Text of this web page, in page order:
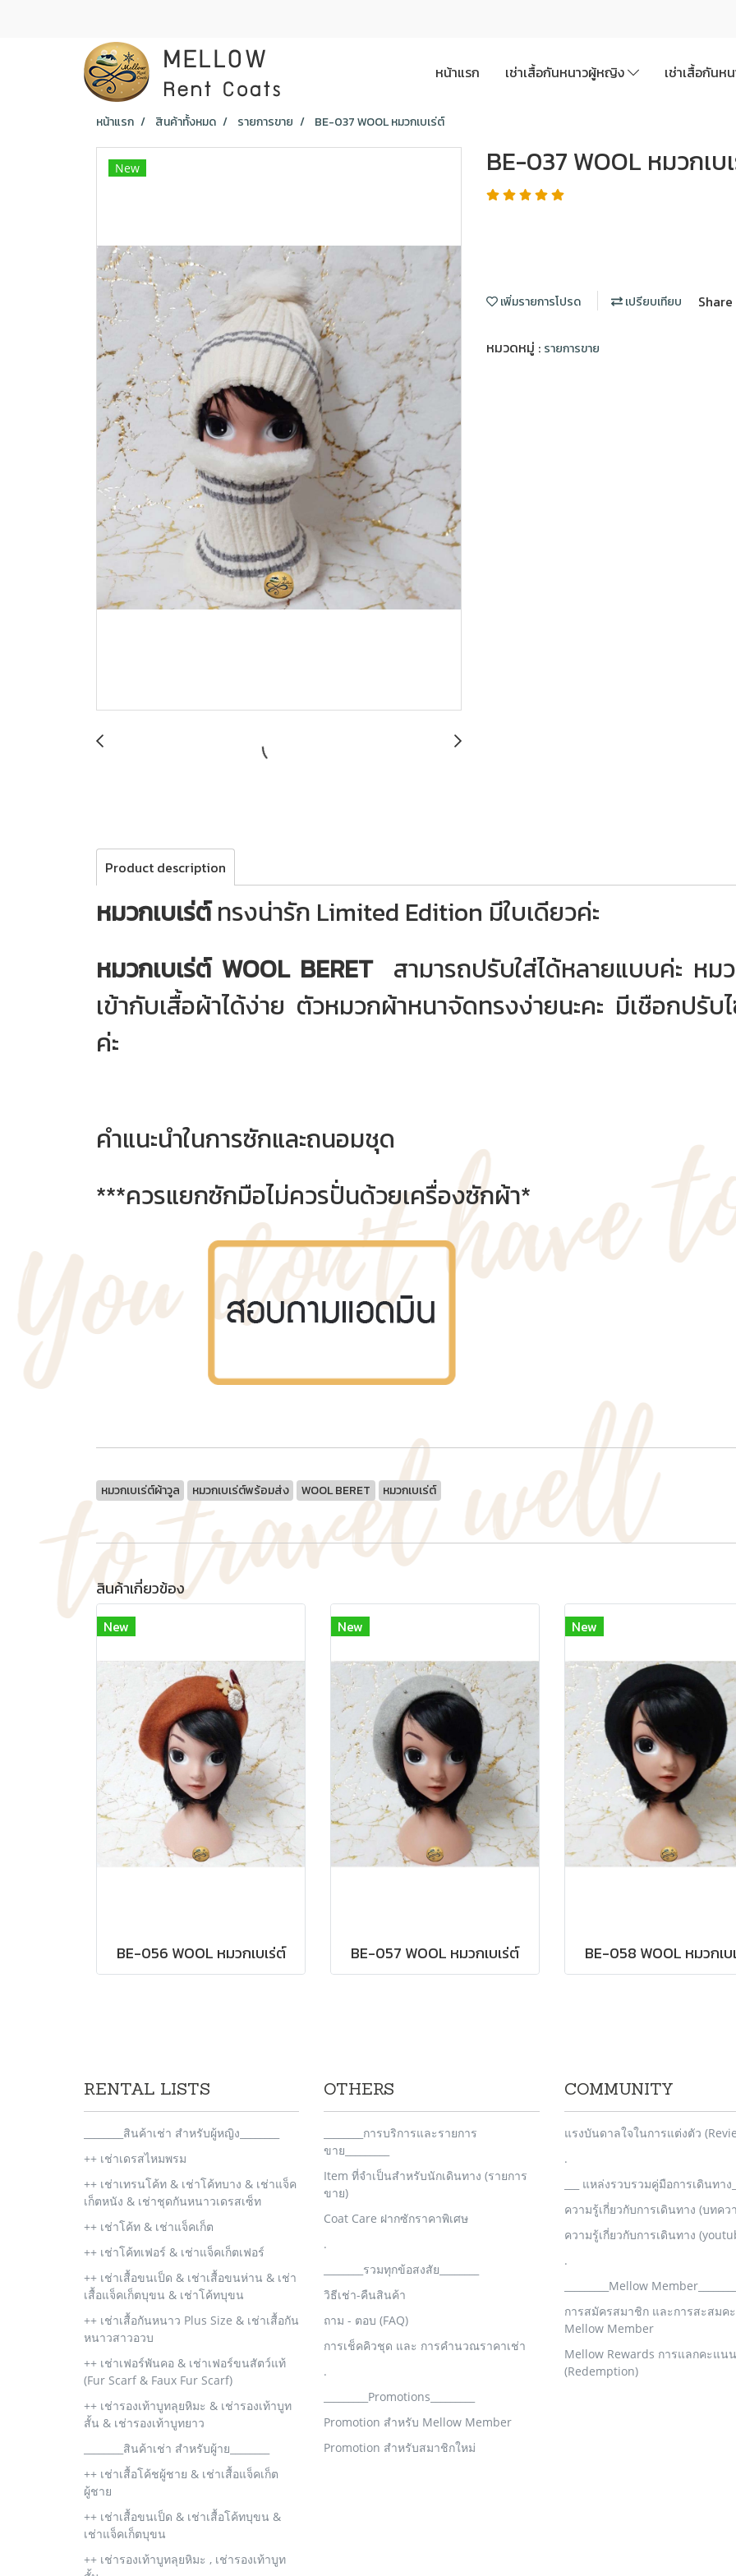
หน้าแรก เช่าเสื้อกันหนาวผู้หญิง เช่าเสื้อกันห
หน้าแรก สินค้าทั้งหมด รายการขาย BE-037 WOOL หมวกเบเร่ต์
New BE-037 WOOL หมวกเบ
เพิ่มรายการโปรด เปรียบเทียบ Share
หมวดหมู่ : รายการขาย
Product description
หมวกเบเร่ต์ทรงน่ารัก Limited Edition มีใบเดียวค่ะ
หมวกเบเร่ต์ WOOL BERETสามารถปรับใส่ได้หลายแบบค่ะ หมว
เข้ากับเสื้อผ้าได้ง่าย ตัวหมวกผ้าหนาจัดทรงง่ายนะคะ มีเชือกปรั
ค่ะ
คำแนะนำในการซักและถนอมชุด
***ควรแยกซักมือไม่ควรปั่นด้วยเครื่องซักผ้า*
หมวกเบเร่ต์ผ้าวูล หมวกเบเร่ต์พร้อมส่ง WOOL BERET หมวกเบเร่ต์
สินค้าเกี่ยวข้อง
New
BE-056 WOOL หมวกเบเร่ต์
New
BE-057 WOOL หมวกเบเร่ต์
New
BE-058 WOOL หมวกเบ
RENTAL LISTS
________สินค้าเช่า สำหรับผู้หญิง________
++ เช่าเดรสไหมพรม
++ เช่าเทรนโค้ท & เช่าโค้ทบาง & เช่าแจ็ค
เก็ตหนัง & เช่าชุดกันหนาวเดรสเซ็ท
++ เช่าโค้ท & เช่าแจ็คเก็ต
++ เช่าโค้ทเฟอร์ & เช่าแจ็คเก็ตเฟอร์
++ เช่าเสื้อขนเป็ด & เช่าเสื้อขนห่าน & เช่า
เสื้อแจ็คเก็ตบุขน & เช่าโค้ทบุขน
++ เช่าเสื้อกันหนาว Plus Size & เช่าเสื้อกัน
หนาวสาวอวบ
++ เช่าเฟอร์พันคอ & เช่าเฟอร์ขนสัตว์แท้
(Fur Scarf & Faux Fur Scarf)
++ เช่ารองเท้าบูทลุยหิมะ & เช่ารองเท้าบูท
สั้น & เช่ารองเท้าบูทยาว
________สินค้าเช่า สำหรับผู้าย________
++ เช่าเสื้อโค้ชผู้ชาย & เช่าเสื้อแจ็คเก็ต
ผู้ชาย
++ เช่าเสื้อขนเป็ด & เช่าเสื้อโค้ทบุขน &
เช่าแจ็คเก็ตบุขน
++ เช่ารองเท้าบูทลุยหิมะ , เช่ารองเท้าบูท
OTHERS
________การบริการและรายการ
ขาย_________
Item ที่จำเป็นสำหรับนักเดินทาง (รายการ
ขาย)
Coat Care ฝากซักราคาพิเศษ
.
________รวมทุกข้อสงสัย________
วิธีเช่า-คืนสินค้า
ถาม - ตอบ (FAQ)
การเช็คคิวชุด และ การคำนวณราคาเช่า
.
_________Promotions_________
Promotion สำหรับ Mellow Member
Promotion สำหรับสมาชิกใหม่
COMMUNITY
แรงบันดาลใจในการแต่งตัว
.
___ แหล่งรวบรวมคู่มือการเดินทาง
ความรู้เกี่ยวกับการเดินทาง (บทคว
ความรู้เกี่ยวกับการเดินทาง
.
_________Mellow
การสมัครสมาชิก และการสะสมค
Mellow Member
Mellow Rewards การแลกคะแน
(Redemption)